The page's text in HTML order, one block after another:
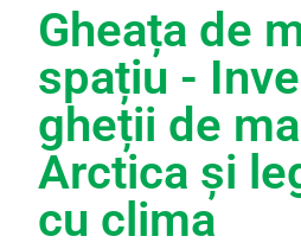
Gheața de
spațiu -
gheții de
Arctica și
cu clima